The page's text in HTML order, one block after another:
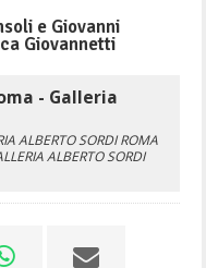
e Giovanni
Giovannetti
- Galleria
ALBERTO SORDIROMA
ALBERTO SORDI